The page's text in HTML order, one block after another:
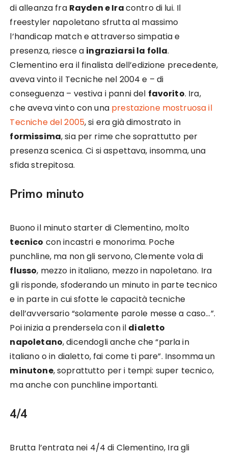
di alleanza fra Rayden e Iracontro di lui. Il
freestyler napoletano sfrutta al massimo
l’handicap match e attraverso simpatia e
presenza, riesce a ingraziarsi la folla.
Clementino era il finalista dell’edizione precedente,
aveva vinto il Tecniche nel 2004 e – di
conseguenza – vestiva i panni del favorito. Ira,
che aveva vinto con una prestazione mostruosa il
Tecniche del 2005, si era già dimostrato in
formissima, sia per rime che soprattutto per
presenza scenica. Ci si aspettava, insomma, una
sfida strepitosa.
Primo minuto
Buono il minuto starter di Clementino, molto
tecnico con incastri e monorima. Poche
punchline, ma non gli servono, Clemente vola di
flusso, mezzo in italiano, mezzo in napoletano. Ira
gli risponde, sfoderando un minuto in parte tecnico
e in parte in cui sfotte le capacità tecniche
dell’avversario “solamente parole messe a caso…”.
Poi inizia a prendersela con il dialetto
napoletano, dicendogli anche che “parla in
italiano o in dialetto, fai come ti pare”. Insomma un
minutone, soprattutto per i tempi: super tecnico,
ma anche con punchline importanti.
4/4
Brutta l’entrata nei 4/4 di Clementino, Ira gli